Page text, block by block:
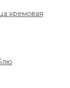
кремовая